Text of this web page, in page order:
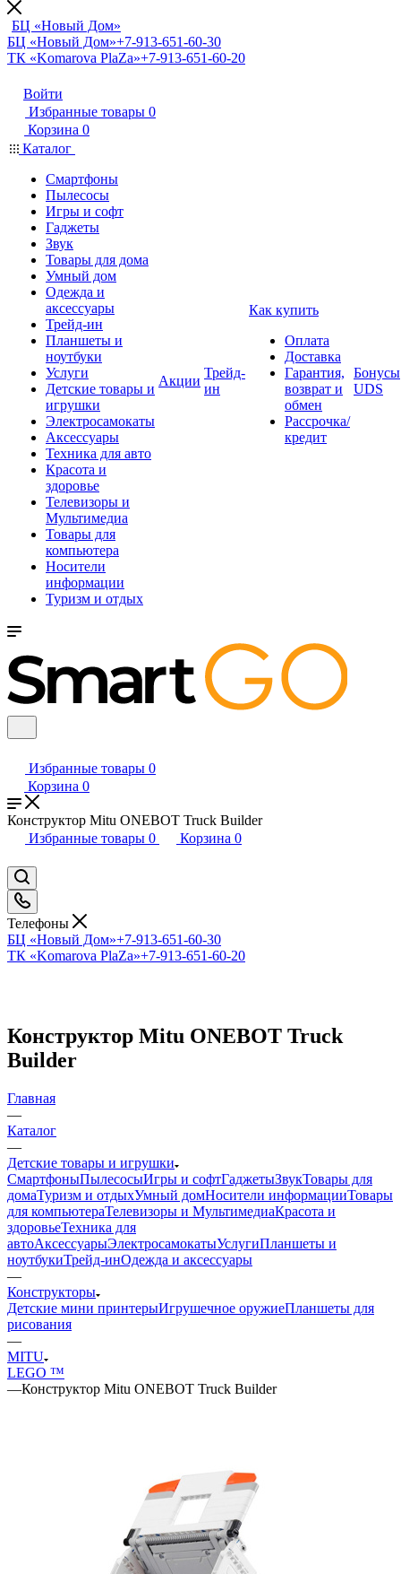
БЦ «Новый Дом»
БЦ «Новый Дом»+7-913-651-60-30
ТК «Komarova PlaZa»+7-913-651-60-20
Войти
Избранные товары 0
Корзина 0
Каталог
Смартфоны
Пылесосы
Игры и софт
Гаджеты
Звук
Товары для дома
Умный дом
Одежда и
аксессуары
Трейд-ин
Планшеты и
ноутбуки
Услуги
Детские товары и
игрушки
Электросамокаты
Аксессуары
Техника для авто
Красота и
здоровье
Телевизоры и
Мультимедиа
Товары для
компьютера
Носители
информации
Туризм и отдых
Акции
Трейд-
ин
Как купить
Оплата
Доставка
Гарантия,
возврат и
обмен
Рассрочка/
кредит
Бонусы
UDS
Избранные товары 0
Корзина 0
Конструктор Mitu ONEBOT Truck Builder
Избранные товары 0 Корзина 0
Телефоны
БЦ «Новый Дом»+7-913-651-60-30
ТК «Komarova PlaZa»+7-913-651-60-20
Конструктор Mitu ONEBOT Truck
Builder
Главная
—
Каталог
—
Детские товары и игрушки
СмартфоныПылесосыИгры и софтГаджетыЗвукТовары для
домаТуризм и отдыхУмный домНосители информацииТовары
для компьютераТелевизоры и МультимедиаКрасота и
здоровьеТехника для
автоАксессуарыЭлектросамокатыУслугиПланшеты и
ноутбукиТрейд-инОдежда и аксессуары
—
Конструкторы
Детские мини принтерыИгрушечное оружиеПланшеты для
рисования
—
MITU
LEGO ™
—Конструктор Mitu ONEBOT Truck Builder